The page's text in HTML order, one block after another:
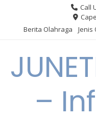
content
Call
Berita Olahraga
Jenis
–